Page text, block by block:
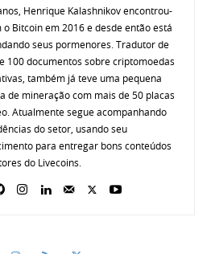
Henrique Kalashnikov encontrou-
o Bitcoin em 2016 e desde então está
seus pormenores. Tradutor de
100 documentos sobre criptomoedas
também já teve uma pequena
de mineração com mais de 50 placas
Atualmente segue acompanhando
do setor, usando seu
para entregar bons conteúdos
do Livecoins.